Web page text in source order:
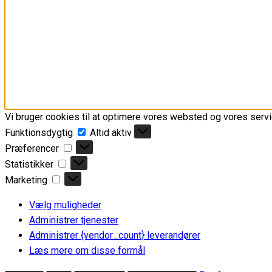
Vi bruger cookies til at optimere vores websted og vores
Funktionsdygtig
Funktionsdygtig
Altid aktiv
Præferencer
Præferencer
Statistikker
Statistikker
Marketing
Marketing
Vælg muligheder
Administrer tjenester
Administrer {vendor_count} leverandører
Læs mere om disse formål